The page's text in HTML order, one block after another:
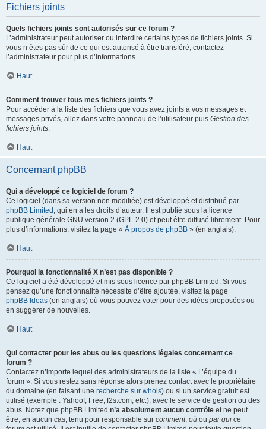
Fichiers joints
Quels fichiers joints sont autorisés sur ce forum ?
L’administrateur peut autoriser ou interdire certains types de fichiers joints. Si
vous n’êtes pas sûr de ce qui est autorisé à être transféré, contactez
l’administrateur pour plus d’informations.
Haut
Comment trouver tous mes fichiers joints ?
Pour accéder à la liste des fichiers que vous avez joints à vos messages et
messages privés, allez dans votre panneau de l’utilisateur puis Gestion des
fichiers joints.
Haut
Concernant phpBB
Qui a développé ce logiciel de forum ?
Ce logiciel (dans sa version non modifiée) est développé et distribué par
phpBB Limited , qui en a les droits d’auteur. Il est publié sous la licence
publique générale GNU version 2 (GPL-2.0) et peut être diffusé librement. Pour
plus d’informations, visitez la page « À propos de phpBB » (en anglais).
Haut
Pourquoi la fonctionnalité X n’est pas disponible ?
Ce logiciel a été développé et mis sous licence par phpBB Limited. Si vous
pensez qu’une fonctionnalité nécessite d’être ajoutée, visitez la page
phpBB Ideas (en anglais) où vous pouvez voter pour des idées proposées ou
en suggérer de nouvelles.
Haut
Qui contacter pour les abus ou les questions légales concernant ce
forum ?
Contactez n’importe lequel des administrateurs de la liste « L’équipe du
forum ». Si vous restez sans réponse alors prenez contact avec le propriétaire
du domaine (en faisant une recherche sur whois) ou si un service gratuit est
utilisé (exemple : Yahoo!, Free, f2s.com, etc.), avec le service de gestion ou des
abus. Notez que phpBB Limited n’a absolument aucun contrôle et ne peut
être, en aucun cas, tenu pour responsable sur comment, où ou par qui ce